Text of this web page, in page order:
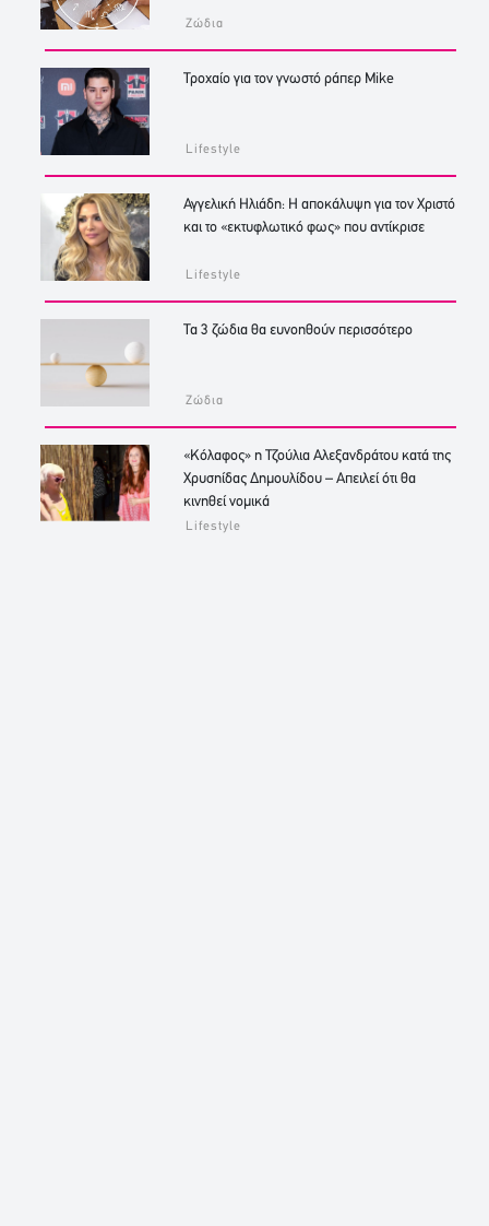
Ζώδια
Τροχαίο για τον γνωστό ράπερ Mike
Lifestyle
Αγγελική Ηλιάδη: Η αποκάλυψη για τον Χριστό
και το «εκτυφλωτικό φως» που αντίκρισε
Lifestyle
Τα 3 ζώδια θα ευνοηθούν περισσότερο
Ζώδια
«Κόλαφος» η Τζούλια Αλεξανδράτου κατά της
Χρυσηίδας Δημουλίδου – Απειλεί ότι θα
κινηθεί νομικά
Lifestyle